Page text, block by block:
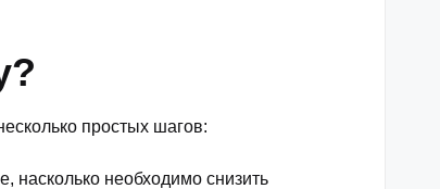
простых шагов:
насколько необходимо снизить